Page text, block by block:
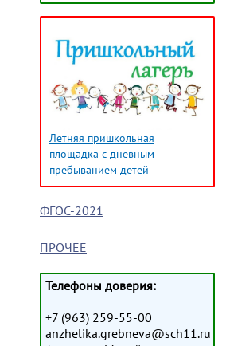
Летняя пришкольная
площадка с дневным
пребыванием детей
ФГОС-2021
ПРОЧЕЕ
Телефоны доверия:
+7 (963) 259-55-00
anzhelika.grebneva@sch11.ru